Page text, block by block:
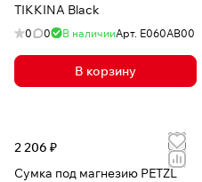
TIKKINA Black
0 0 В наличииАрт. E060AB00
В корзину
2 206 ₽
Сумка под магнезию PETZL